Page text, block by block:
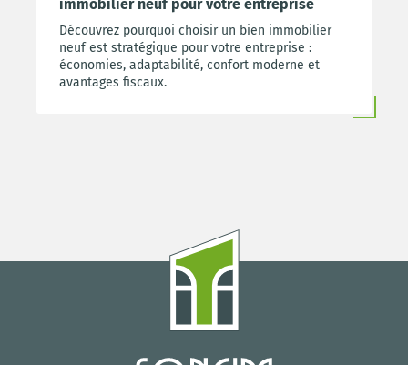
immobilier neuf pour votre entreprise
Découvrez pourquoi choisir un bien immobilier
neuf est stratégique pour votre entreprise :
économies, adaptabilité, confort moderne et
avantages fiscaux.